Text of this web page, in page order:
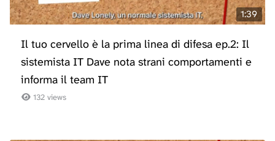
1:39
Il tuo cervello è la prima linea di difesa ep.2: Il
sistemista IT Dave nota strani comportamenti e
informa il team IT
132 views